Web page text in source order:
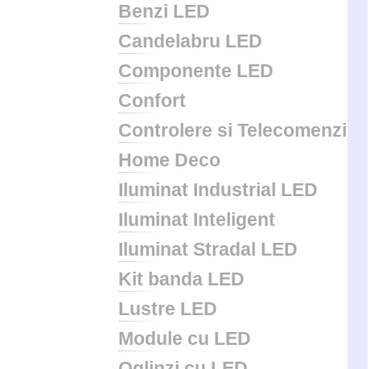
Benzi LED
Candelabru LED
Componente LED
Confort
Controlere si Telecomenzi
Home Deco
Iluminat Industrial LED
Iluminat Inteligent
Iluminat Stradal LED
Kit banda LED
Lustre LED
Module cu LED